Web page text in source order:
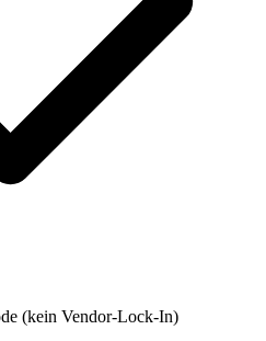
(kein Vendor-Lock-In)